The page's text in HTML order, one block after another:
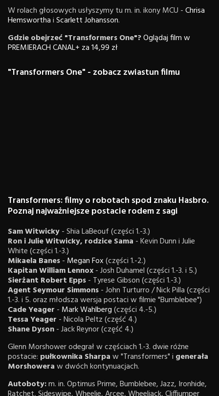
W rolach głosowych usłyszymy tu m. in. ikony MCU -Chrisa
HemsworthaiScarlett Johansson.
Gdzie obejrzeć "Transformers One"?Oglądaj film w
PREMIERACH CANAL+ za 14,99 zł
"Transformers One" - zobacz zwiastun filmu
Transformers: filmy o robotach spod znaku Hasbro.
Poznaj najważniejsze postacie rodem z sagi
Sam Witwicky- Shia LaBeouf (części 1.-3.)
Ron i Julie Witwicky, rodzice Sama - Kevin Dunn i Julie
White (części 1.-3.)
Mikaela Banes- Megan Fox(części 1.-2.)
Kapitan William Lennox- Josh Duhamel (części 1.-3. i 5.)
Sierżant Robert Epps- Tyrese Gibson (części 1.-3.)
Agent Seymour Simmons- John Turturro / Nick Pilla (części
1.-3. i 5. oraz młodsza wersja postaci w filmie "Bumblebee")
Cade Yeager - Mark Wahlberg(części 4.-5.)
Tessa Yeager - Nicola Peltz (część 4.)
Shane Dyson- Jack Reynor (część 4.)
Glenn Morshower odegrał w częściach 1.-3. dwie różne
postacie: pułkownika Sharpaw "Transformers" i generała
Morshoweraw dwóch kontynuacjach.
Autoboty:m. in. Optimus Prime, Bumblebee, Jazz, Ironhide,